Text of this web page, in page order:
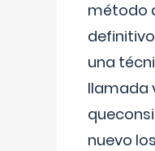
método
una
llamada
nuevo